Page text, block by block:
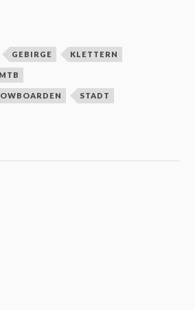
GEBIRGE KLETTERN
MTB
STADT